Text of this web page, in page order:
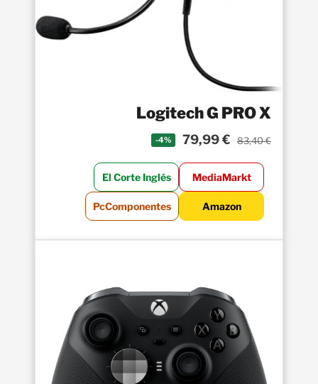
Logitech G PRO X
-4% 79,99 € 83,40 €
El Corte Inglés MediaMarkt
PcComponentes Amazon